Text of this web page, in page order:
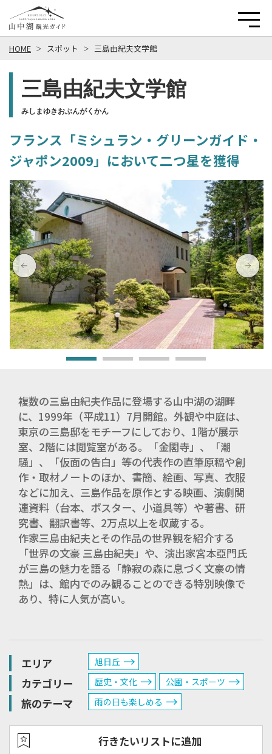
HOME スポット 三島由紀夫文学館
三島由紀夫文学館
みしまゆきおぶんがくかん
フランス「ミシュラン・グリーンガイド・
ジャポン2009」において二つ星を獲得
複数の三島由紀夫作品に登場する山中湖の湖畔
に、1999年（平成11）7月開館。外観や中庭は、
東京の三島邸をモチーフにしており、1階が展示
室、2階には閲覧室がある。「金閣寺」、「潮
騒」、「仮面の告白」等の代表作の直筆原稿や創
作・取材ノートのほか、書簡、絵画、写真、衣服
などに加え、三島作品を原作とする映画、演劇関
連資料（台本、ポスター、小道具等）や著書、研
究書、翻訳書等、2万点以上を収蔵する。
作家三島由紀夫とその作品の世界観を紹介する
「世界の文豪 三島由紀夫」や、演出家宮本亞門氏
が三島の魅力を語る「静寂の森に息づく文豪の情
熱」は、館内でのみ観ることのできる特別映像で
あり、特に人気が高い。
エリア 旭日丘
カテゴリー 歴史・文化 公園・スポーツ
旅のテーマ 雨の日も楽しめる
行きたいリストに追加